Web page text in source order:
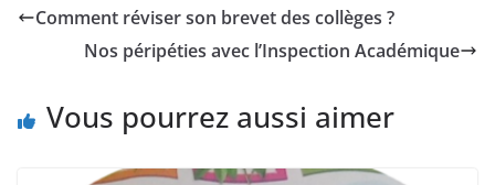
Comment réviser son brevet des collèges ?
Nos péripéties avec l’Inspection Académique
Vous pourrez aussi aimer